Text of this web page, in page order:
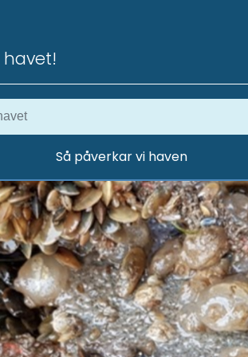
Så påverkar vi haven